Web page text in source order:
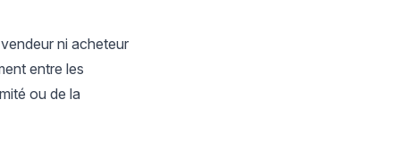
ni acheteur
entre les
ou de la